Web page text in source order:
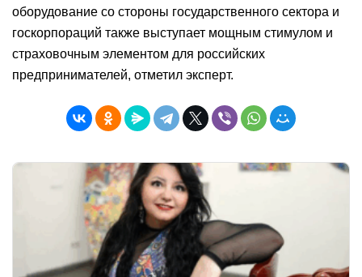
оборудование со стороны государственного сектора и
госкорпораций также выступает мощным стимулом и
страховочным элементом для российских
предпринимателей, отметил эксперт.